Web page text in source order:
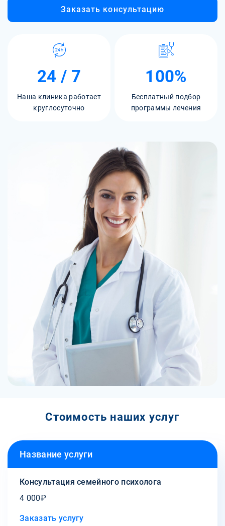
Заказать консультацию
24 / 7
Наша клиника работает
круглосуточно
100%
Бесплатный подбор
программы лечения
Стоимость наших услуг
Название услуги
Консультация cемейного психолога
4 000₽
Заказать услугу